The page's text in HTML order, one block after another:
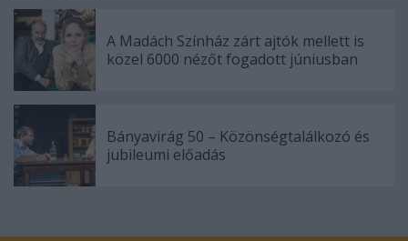
A Madách Színház zárt ajtók mellett is
közel 6000 nézőt fogadott júniusban
Bányavirág 50 – Közönségtalálkozó és
jubileumi előadás